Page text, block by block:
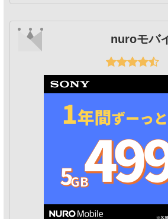
nuroモバ